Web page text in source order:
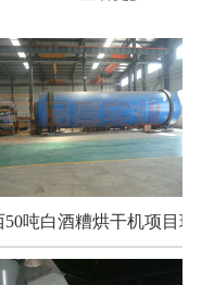
50吨白酒糟烘干机项目现场